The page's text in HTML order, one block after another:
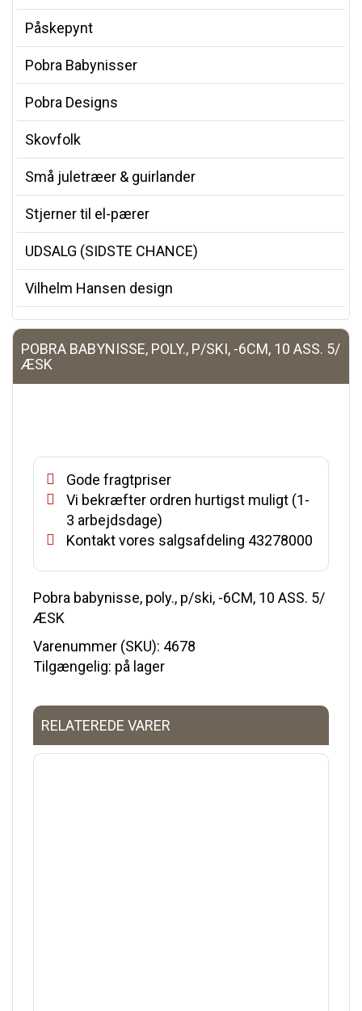
Påskepynt
Pobra Babynisser
Pobra Designs
Skovfolk
Små juletræer & guirlander
Stjerner til el-pærer
UDSALG (SIDSTE CHANCE)
Vilhelm Hansen design
POBRA BABYNISSE, POLY., P/SKI, -6CM, 10 ASS. 5/
ÆSK
Gode fragtpriser
Vi bekræfter ordren hurtigst muligt (1-
3 arbejdsdage)
Kontakt vores salgsafdeling 43278000
Pobra babynisse, poly., p/ski, -6CM, 10 ASS. 5/
ÆSK
Varenummer (SKU): 4678
Tilgængelig: på lager
RELATEREDE VARER